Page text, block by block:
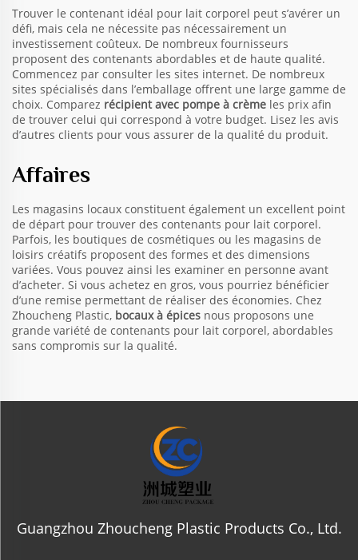
Trouver le contenant idéal pour lait corporel peut s’avérer un
défi, mais cela ne nécessite pas nécessairement un
investissement coûteux. De nombreux fournisseurs
proposent des contenants abordables et de haute qualité.
Commencez par consulter les sites internet. De nombreux
sites spécialisés dans l’emballage offrent une large gamme de
choix. Comparez récipient avec pompe à crème les prix afin
de trouver celui qui correspond à votre budget. Lisez les avis
d’autres clients pour vous assurer de la qualité du produit.
Affaires
Les magasins locaux constituent également un excellent point
de départ pour trouver des contenants pour lait corporel.
Parfois, les boutiques de cosmétiques ou les magasins de
loisirs créatifs proposent des formes et des dimensions
variées. Vous pouvez ainsi les examiner en personne avant
d’acheter. Si vous achetez en gros, vous pourriez bénéficier
d’une remise permettant de réaliser des économies. Chez
Zhoucheng Plastic, bocaux à épices nous proposons une
grande variété de contenants pour lait corporel, abordables
sans compromis sur la qualité.
Guangzhou Zhoucheng Plastic Products Co., Ltd.